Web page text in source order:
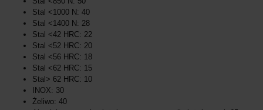
Stal <1000 N: 40
Stal <1400 N: 28
Stal <42 HRC: 22
Stal <52 HRC: 20
Stal <56 HRC: 18
Stal <62 HRC: 15
Stal> 62 HRC: 10
INOX: 30
Żeliwo: 40